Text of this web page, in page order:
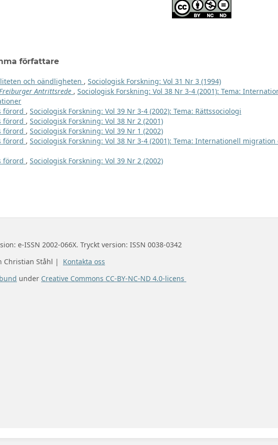
författare
och oändligheten , Sociologisk Forskning: Vol 31 Nr 3 (1994)
Freiburger Antrittsrede , Sociologisk Forskning: Vol 38 Nr 3-4 (2001): Tema:
förord , Sociologisk Forskning: Vol 39 Nr 3-4 (2002): Tema: Rättssociologi
förord , Sociologisk Forskning: Vol 38 Nr 2 (2001)
förord , Sociologisk Forskning: Vol 39 Nr 1 (2002)
förord , Sociologisk Forskning: Vol 38 Nr 3-4 (2001): Tema: Internationell migration
förord , Sociologisk Forskning: Vol 39 Nr 2 (2002)
e-ISSN 2002-066X. Tryckt version: ISSN 0038-0342
Christian Ståhl | Kontakta oss
under Creative Commons CC-BY-NC-ND 4.0-licens